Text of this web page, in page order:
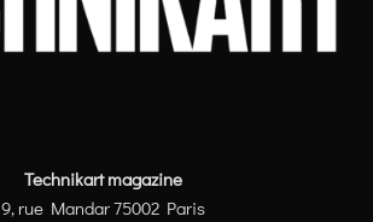
Technikart magazine
9, rue Mandar 75002 Paris